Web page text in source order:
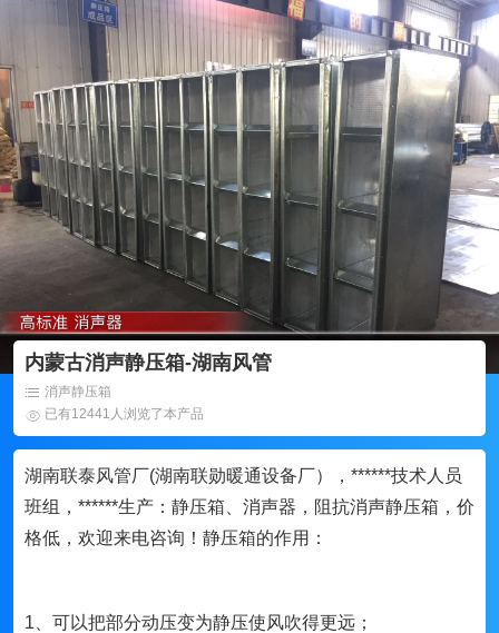
内蒙古消声静压箱-湖南风管
消声静压箱
已有12441人浏览了本产品
湖南联泰风管厂(湖南联勋暖通设备厂），******技术人员
班组，******生产：静压箱、消声器，阻抗消声静压箱，价
格低，欢迎来电咨询！静压箱的作用：
1、可以把部分动压变为静压使风吹得更远；